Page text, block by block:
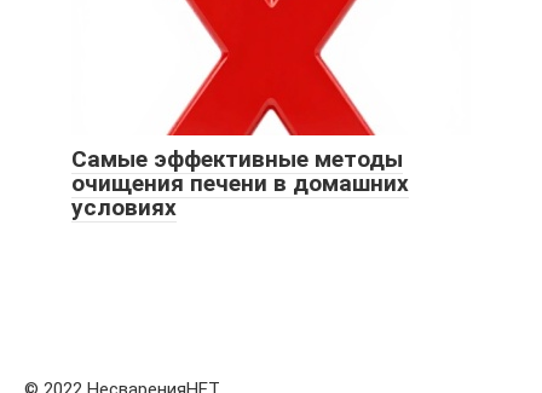
Самые эффективные методы
очищения печени в домашних
условиях